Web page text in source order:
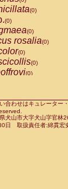
(0)
agilis
hybrid
anubis(0)
cynocephalus
hamadryas(0)
(0)
(0)
(0)
rosalia(0)
(0)
(0)
(0)
(0)
(0)
(0)
合わせはキュレータ
犬山市大字犬山字官
日 取扱責任者:綿貫宏